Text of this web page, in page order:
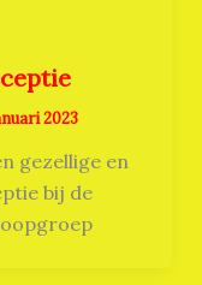
2023
gezellige en
bij de